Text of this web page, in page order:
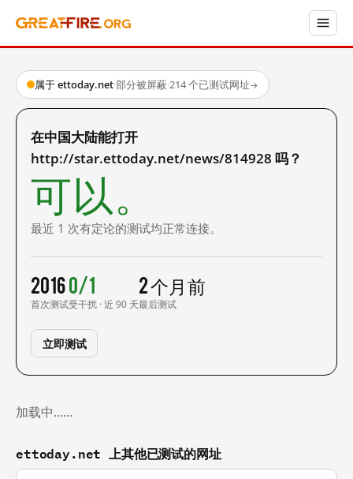
属于 ettoday.net·部分被屏蔽·214 个已测试网址→
在中国大陆能打开
http://star.ettoday.net/news/814928 吗？
可以。
最近 1 次有定论的测试均正常连接。
2016
首次测试
0/1
受干扰 · 近 90 天
2 个月前
最后测试
立即测试
加载中……
ettoday.net 上其他已测试的网址